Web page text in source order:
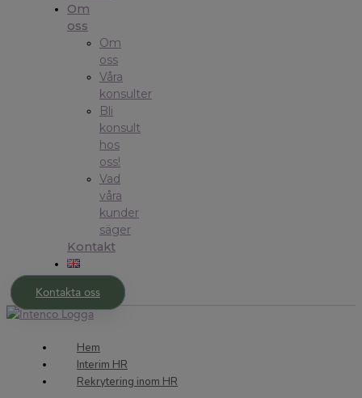
Om
oss
Om
oss
Våra
konsulter
Bli
konsult
hos
oss!
Vad
våra
kunder
säger
Kontakt
Kontakta oss
Hem
Interim HR
Rekrytering inom HR